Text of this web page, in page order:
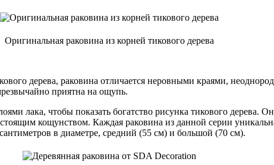
Оригинальная раковина из корней тикового дерева
дерева, раковина отличается неровными краями,
приятна на ощупь.
лака, чтобы показать богатство рисунка тикового дерева.
кощунством. Каждая раковина из данной серии
в диаметре, средний (55 см) и большой (70 см).